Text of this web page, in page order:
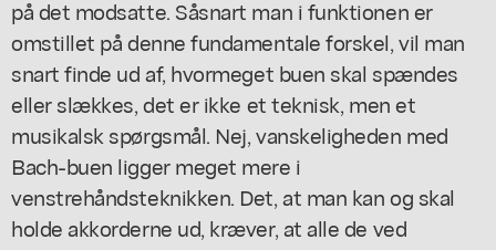
på det modsatte. Såsnart man i funktionen er
omstillet på denne fundamentale forskel, vil man
snart finde ud af, hvormeget buen skal spændes
eller slækkes, det er ikke et teknisk, men et
musikalsk spørgsmål. Nej, vanskeligheden med
Bach-buen ligger meget mere i
venstrehåndsteknikken. Det, at man kan og skal
holde akkorderne ud, kræver, at alle de ved